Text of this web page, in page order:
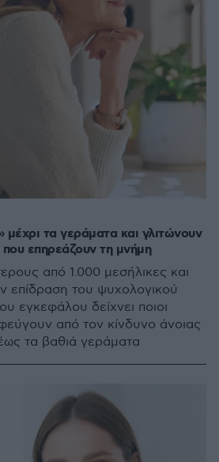
μέχρι τα γεράματα και γλιτώνουν
επηρεάζουν τη μνήμη
από 1.000 μεσήλικες και
επίδραση του ψυχολογικού
εγκεφάλου δείχνει ποιοι
από τον κίνδυνο άνοιας
τα βαθιά γεράματα